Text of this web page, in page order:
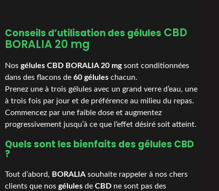
Conseils d’utilisationdes gélules CBD
BORALIA 20 mg
Nos gélules CBD BORALIA 20 mgsont conditionnées
dans des flacons de 60 gélules chacun.
Prenez une à trois gélules avec un grand verre d’eau, une
à trois fois par jour et de préférence au milieu du repas.
Commencez par une faible dose et augmentez
progressivement jusqu’à ce que l’effet désiré soit atteint.
Quels sont les bienfaits des gélules CBD
?
Tout d’abord, BORALIA souhaite rappeler à nos chers
clients que nos gélules de CBD ne sont pas des